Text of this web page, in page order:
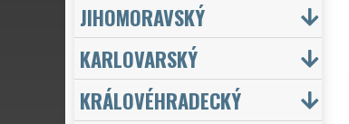
JIHOMORAVSKÝ
KARLOVARSKÝ
KRÁLOVÉHRADECKÝ